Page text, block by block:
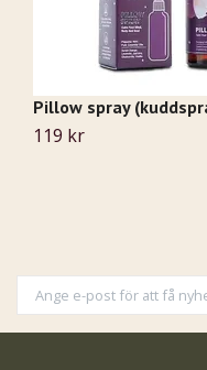
Pillow spray
119 kr